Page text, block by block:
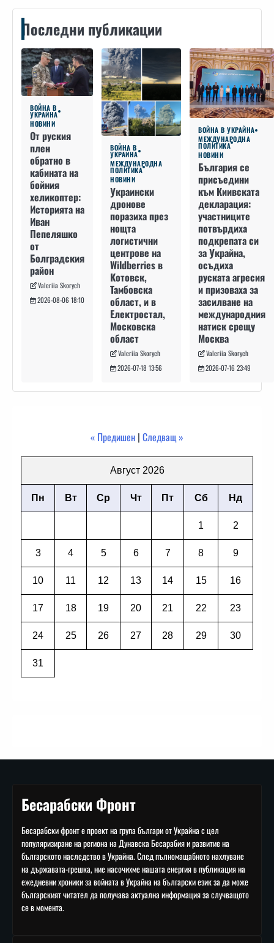
Последни публикации
ВОЙНА В
УКРАЙНА
НОВИНИ
От руския
плен
обратно в
кабината на
бойния
хеликоптер:
Историята на
Иван
Пепеляшко
от
Болградския
район
Valeriia Skorych
2026-08-06 18:10
ВОЙНА В
УКРАЙНА
МЕЖДУНАРОДНА
ПОЛИТИКА
НОВИНИ
Украински
дронове
поразиха през
нощта
логистични
центрове на
Wildberries в
Котовск,
Тамбовска
област, и в
Електростал,
Московска
област
Valeriia Skorych
2026-07-18 13:56
ВОЙНА В УКРАЙНА
МЕЖДУНАРОДНА
ПОЛИТИКА
НОВИНИ
България се
присъедини
към Киивската
декларация:
участниците
потвърдиха
подкрепата си
за Украйна,
осъдиха
руската агресия
и призоваха за
засилване на
международния
натиск срещу
Москва
Valeriia Skorych
2026-07-16 23:49
« Предишен | Следващ »
Август 2026
Пн Вт Ср Чт Пт Сб Нд
1 2
3 4 5 6 7 8 9
10 11 12 13 14 15 16
17 18 19 20 21 22 23
24 25 26 27 28 29 30
31
Бесарабски Фронт
Бесарабски фронт е проект на група българи от Украйна с цел
популяризиране на региона на Дунавска Бесарабия и развитие на
българското наследство в Украйна. След пълномащабното нахлуване
на държавата-грешка, ние насочихме нашата енергия в публикация на
ежедневни хроники за войната в Украйна на български език за да може
българският читател да получава актуална информация за случващото
се в момента.